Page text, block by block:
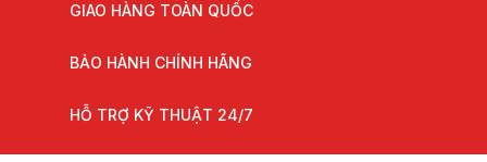
GIAO HÀNG TOÀN QUỐC
BẢO HÀNH CHÍNH HÃNG
HỖ TRỢ KỸ THUẬT 24/7